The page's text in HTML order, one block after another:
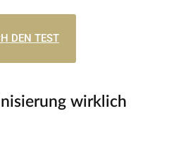
DEN TEST
wirklich